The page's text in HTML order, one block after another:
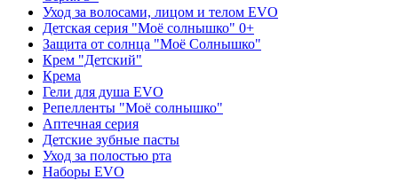
Уход за волосами, лицом и телом EVO
Детская серия "Моё солнышко" 0+
Защита от солнца "Моё Солнышко"
Крем "Детский"
Крема
Гели для душа EVO
Репелленты "Моё солнышко"
Аптечная серия
Детские зубные пасты
Уход за полостью рта
Наборы EVO